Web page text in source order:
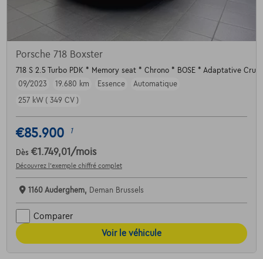
Porsche 718 Boxster
718 S 2.5 Turbo PDK * Memory seat * Chrono * BOSE * Adaptative
09/2023
19.680 km Essence
Automatique
257 kW ( 349 CV )
€85.900 1
Dès €1.749,01 /mois
Découvrez l’exemple chiffré complet
1160 Auderghem, Deman Brussels
Comparer
Voir le véhicule